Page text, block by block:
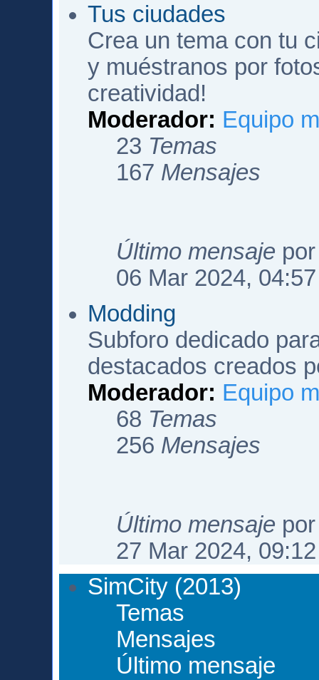
Tus ciudades
Crea un tema con tu
y muéstranos por
creatividad!
Moderador: Equipo
23 Temas
167 Mensajes
Último mensaje
06 Mar 2024, 04:57
Modding
Subforo dedicado
destacados creados
Moderador: Equipo
68 Temas
256 Mensajes
Último mensaje
27 Mar 2024, 09:12
SimCity (2013)
Temas
Mensajes
Último mensaje